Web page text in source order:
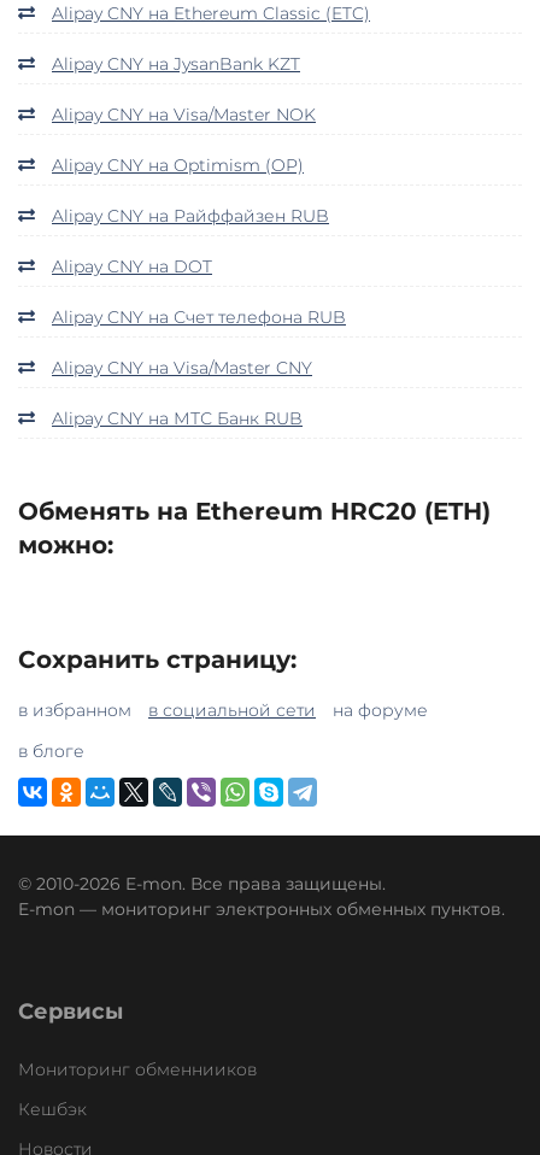
Alipay CNY на Ethereum Classic (ETC)
Alipay CNY на JysanBank KZT
Alipay CNY на Visa/Master NOK
Alipay CNY на Optimism (OP)
Alipay CNY на Райффайзен RUB
Alipay CNY на DOT
Alipay CNY на Счет телефона RUB
Alipay CNY на Visa/Master CNY
Alipay CNY на МТС Банк RUB
Обменять на Ethereum HRC20 (ETH)
можно:
Сохранить страницу:
в избранном в социальной сети
на форуме
в блоге
© 2010-2026 E-mon. Все права защищены.
E-mon — мониторинг электронных обменных пунктов.
Сервисы
Мониторинг обменнииков
Кешбэк
Новости